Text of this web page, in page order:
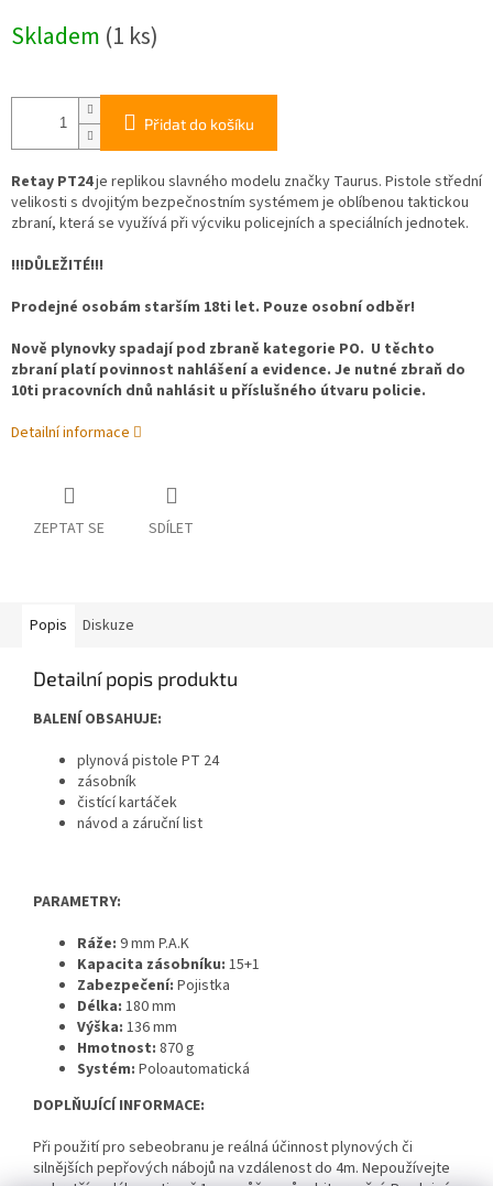
cena:
Skladem (1 ks)
Přidat do košíku
Retay PT24je replikou slavného modelu značky Taurus. Pistole střední
velikosti s dvojitým bezpečnostním systémem je oblíbenou taktickou
zbraní, která se využívá při výcviku policejních a speciálních jednotek.
!!!DŮLEŽITÉ!!!
Prodejné osobám starším 18ti let. Pouze osobní odběr!
Nově plynovky spadají pod zbraně kategorie PO. U těchto
zbraní platí povinnost nahlášení a evidence. Je nutné zbraň do
10ti pracovních dnů nahlásit u příslušného útvaru policie.
Detailní informace
ZEPTAT SE SDÍLET
Popis Diskuze
Detailní popis produktu
BALENÍ OBSAHUJE:
plynová pistole PT 24
zásobník
čistící kartáček
návod a záruční list
PARAMETRY:
Ráže: 9 mm P.A.K
Kapacita zásobníku: 15+1
Zabezpečení: Pojistka
Délka: 180 mm
Výška: 136 mm
Hmotnost: 870 g
Systém: Poloautomatická
DOPLŇUJÍCÍ INFORMACE:
Při použití pro sebeobranu je reálná účinnost plynových či
silnějších pepřových nábojů na vzdálenost do 4m. Nepoužívejte